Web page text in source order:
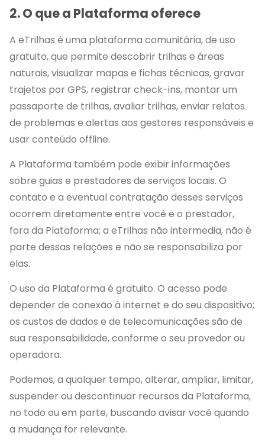
2. O que a Plataforma oferece
A eTrilhas é uma plataforma comunitária, de uso
gratuito, que permite descobrir trilhas e áreas
naturais, visualizar mapas e fichas técnicas, gravar
trajetos por GPS, registrar check-ins, montar um
passaporte de trilhas, avaliar trilhas, enviar relatos
de problemas e alertas aos gestores responsáveis e
usar conteúdo offline.
A Plataforma também pode exibir informações
sobre guias e prestadores de serviços locais. O
contato e a eventual contratação desses serviços
ocorrem diretamente entre você e o prestador,
fora da Plataforma; a eTrilhas não intermedia, não é
parte dessas relações e não se responsabiliza por
elas.
O uso da Plataforma é gratuito. O acesso pode
depender de conexão à internet e do seu dispositivo;
os custos de dados e de telecomunicações são de
sua responsabilidade, conforme o seu provedor ou
operadora.
Podemos, a qualquer tempo, alterar, ampliar, limitar,
suspender ou descontinuar recursos da Plataforma,
no todo ou em parte, buscando avisar você quando
a mudança for relevante.